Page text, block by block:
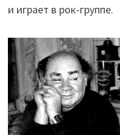
и играет в рок-группе.